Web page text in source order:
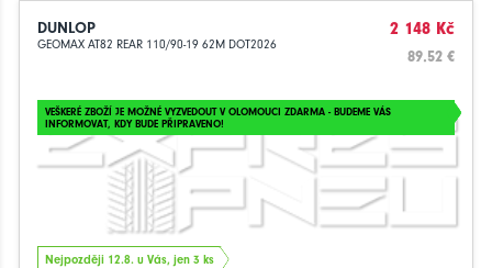
DUNLOP
GEOMAX AT82 REAR 110/90-19 62M DOT2026
2 148 Kč
89.52 €
VEŠKERÉ ZBOŽÍ JE MOŽNÉ VYZVEDOUT V OLOMOUCI ZDARMA - BUDEME VÁS
INFORMOVAT, KDY BUDE PŘIPRAVENO!
Nejpozději 12.8. u Vás, jen 3 ks